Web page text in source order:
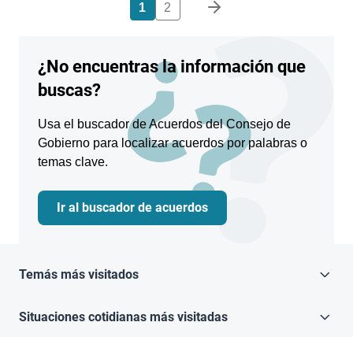
1 2
¿No encuentras la información que
buscas?
Usa el buscador de Acuerdos del Consejo de
Gobierno para localizar acuerdos por palabras o
temas clave.
Ir al buscador de acuerdos
Temás más visitados
Situaciones cotidianas más visitadas